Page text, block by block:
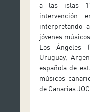
a las islas
intervención
interpretando
jóvenes
Los Ángeles
Uruguay,
española de
músicos
de Canarias